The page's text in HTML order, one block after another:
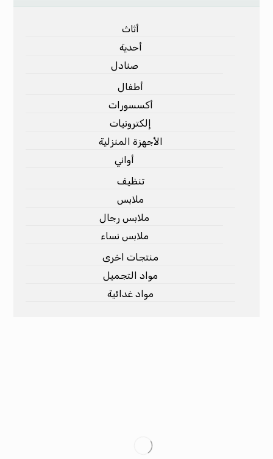
أثاث
أحدية
صنادل
أطفال
أكسسورات
إلكترونيات
الأجهزة المنزلية
أواني
تنظيف
ملابس
ملابس رجال
ملابس نساء
منتجات اخرى
مواد التجميل
مواد غدائية